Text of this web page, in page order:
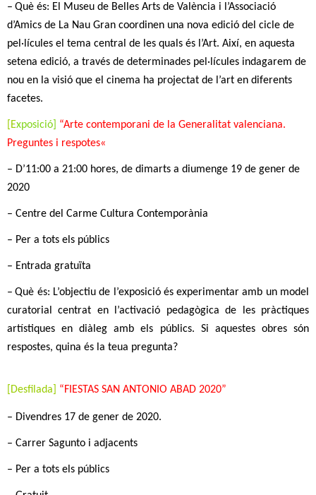
– Què és: El Museu de Belles Arts de València i l’Associació
d’Amics de La Nau Gran coordinen una nova edició del cicle de
pel·lícules el tema central de les quals és l’Art. Així, en aquesta
setena edició, a través de determinades pel·lícules indagarem de
nou en la visió que el cinema ha projectat de l’art en diferents
facetes.
Exposició] “Arte contemporani de la Generalitat valenciana.
Preguntes i respotes«
– D’11:00 a 21:00 hores, de dimarts a diumenge 19 de gener de
2020
– Centre del Carme Cultura Contemporània
– Per a tots els públics
– Entrada gratuïta
– Què és: L’objectiu de l’exposició és experimentar amb un model
curatorial centrat en l’activació pedagògica de les pràctiques
artístiques en diàleg amb els públics. Si aquestes obres són
respostes, quina és la teua pregunta?
Desfil ada “FIESTAS SAN ANTONIO ABAD 2020”
– Divendres 17 de gener de 2020.
– Carrer Sagunto i adjacents
– Per a tots els públics